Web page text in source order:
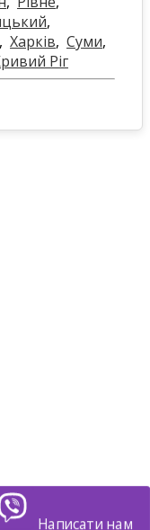
,
, Харків, Суми,
Ріг
Написати нам